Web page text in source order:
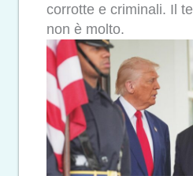
corrotte e criminali. Il
non è molto.